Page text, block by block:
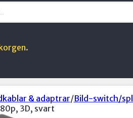
& adaptrar/Bild-switch/
3D, svart